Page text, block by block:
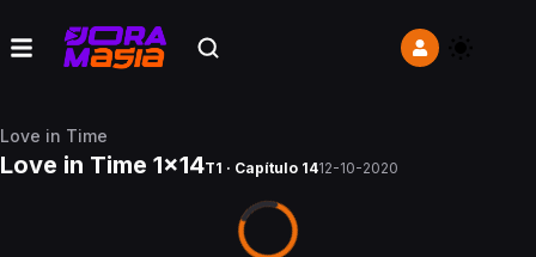
Love in Time
Love in Time 1x14T1 · Capítulo 1412-10-2020